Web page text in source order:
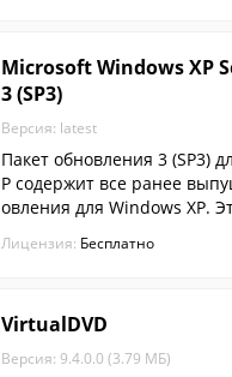
Microsoft Windows XP
3 (SP3)
Версия: latest
Пакет обновления 3 (SP3)
P содержит все ранее
овления для Windows XP.
е также включает
ций, которые не вносят
Лицензия: Бесплатно
VirtualDVD
Версия: 9.4.0.0 (3.79 МБ)